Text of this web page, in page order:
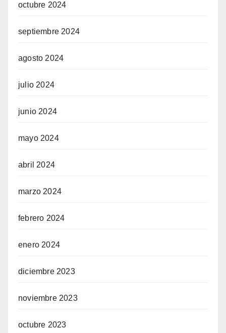
octubre 2024
septiembre 2024
agosto 2024
julio 2024
junio 2024
mayo 2024
abril 2024
marzo 2024
febrero 2024
enero 2024
diciembre 2023
noviembre 2023
octubre 2023